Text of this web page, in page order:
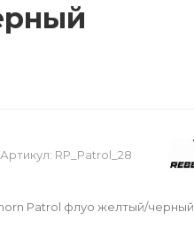
Артикул: RP_Patrol_28
Patrol флуо желтый/черный